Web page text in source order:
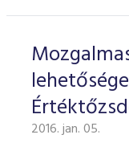
2016. jan. 05.